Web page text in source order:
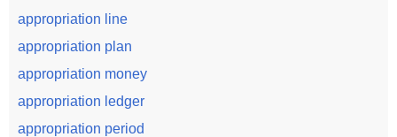
appropriation line
appropriation plan
appropriation money
appropriation ledger
appropriation period